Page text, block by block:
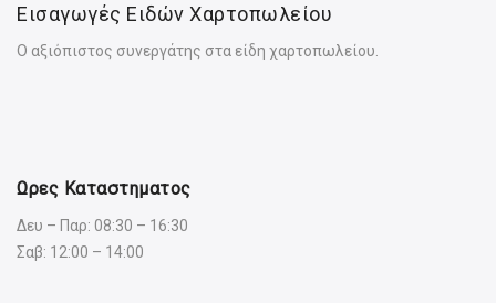
Εισαγωγές Ειδών Χαρτοπωλείου
Ο αξιόπιστος συνεργάτης στα είδη χαρτοπωλείου.
Ωρες Καταστηματος
Δευ – Παρ: 08:30 – 16:30
Σαβ: 12:00 – 14:00